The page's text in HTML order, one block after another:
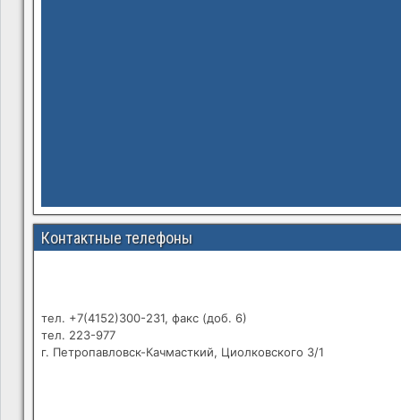
Контактные телефоны
тел. +7(4152)300-231, факс (доб. 6)
тел. 223-977
г. Петропавловск-Качмасткий, Циолковского 3/1